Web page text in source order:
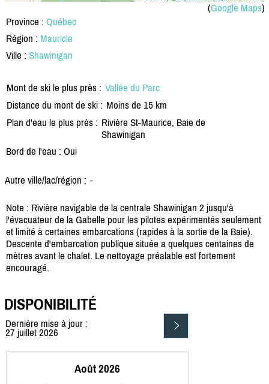
(Google Maps)
Province : Québec
Région : Mauricie
Ville : Shawinigan
Mont de ski le plus près : Vallée du Parc
Distance du mont de ski : Moins de 15 km
Plan d'eau le plus près : Rivière St-Maurice, Baie de
Shawinigan
Bord de l'eau : Oui
Autre ville/lac/région : -
Note : Rivière navigable de la centrale Shawinigan 2 jusqu'à
l'évacuateur de la Gabelle pour les pilotes expérimentés seulement
et limité à certaines embarcations (rapides à la sortie de la Baie).
Descente d'embarcation publique située a quelques centaines de
mètres avant le chalet. Le nettoyage préalable est fortement
encouragé.
DISPONIBILITÉ
Dernière mise à jour :
27 juillet 2026
Août 2026